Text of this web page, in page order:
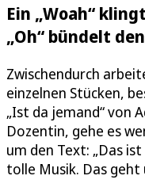
Ein „Woah“
„Oh“ bündelt
Zwischendurch
einzelnen Stücken,
„Ist da jemand“ von
Dozentin, gehe es
um den Text: „Das
tolle Musik. Das